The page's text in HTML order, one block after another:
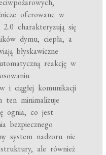
oferowane w
2.0 charakteryzują się
dymu, ciepła, a
błyskawiczne
reakcję w
i ciągłej komunikacji
ten minimalizuje
ognia, co jest
bezpiecznego
system nadzoru nie
ale również